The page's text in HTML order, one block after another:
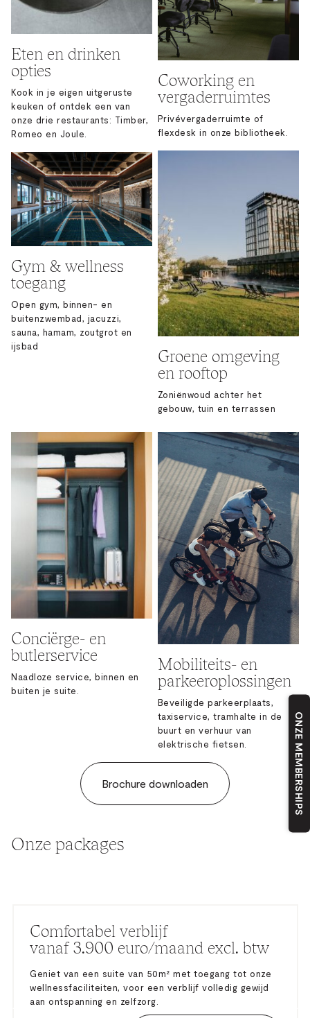
Eten en drinken
opties
Kook in je eigen uitgeruste
keuken of ontdek een van
onze drie restaurants: Timber,
Romeo en Joule.
Gym & wellness
toegang
Open gym, binnen- en
buitenzwembad, jacuzzi,
sauna, hamam, zoutgrot en
ijsbad
Coworking en
vergaderruimtes
Privévergaderruimte of
flexdesk in onze bibliotheek.
Groene omgeving
en rooftop
Zoniënwoud achter het
gebouw, tuin en terrassen
Conciërge- en
butlerservice
Naadloze service, binnen en
buiten je suite.
Mobiliteits- en
parkeeroplossingen
Beveiligde parkeerplaats,
taxiservice, tramhalte in de
buurt en verhuur van
elektrische fietsen.
Brochure downloaden
Onze packages
Comfortabel verblijf
vanaf 3.900 euro/maand excl. btw
Geniet van een suite van 50m² met toegang tot onze
wellnessfaciliteiten, voor een verblijf volledig gewijd
aan ontspanning en zelfzorg.
ONZE MEMBERSHIPS